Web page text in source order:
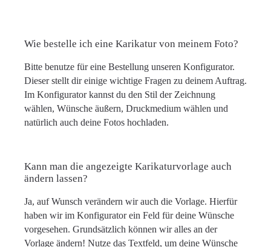
Wie bestelle ich eine Karikatur von meinem Foto?
Bitte benutze für eine Bestellung unseren Konfigurator.
Dieser stellt dir einige wichtige Fragen zu deinem Auftrag.
Im Konfigurator kannst du den Stil der Zeichnung
wählen, Wünsche äußern, Druckmedium wählen und
natürlich auch deine Fotos hochladen.
Kann man die angezeigte Karikaturvorlage auch
ändern lassen?
Ja, auf Wunsch verändern wir auch die Vorlage. Hierfür
haben wir im Konfigurator ein Feld für deine Wünsche
vorgesehen. Grundsätzlich können wir alles an der
Vorlage ändern! Nutze das Textfeld, um deine Wünsche